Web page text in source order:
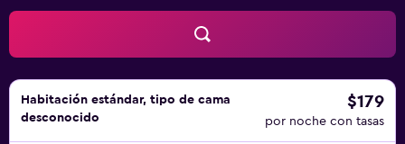
Habitación estándar, tipo de cama
desconocido
$179
por noche con tasas